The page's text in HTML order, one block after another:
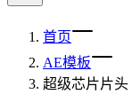
首页
AE模板
超级芯片片头